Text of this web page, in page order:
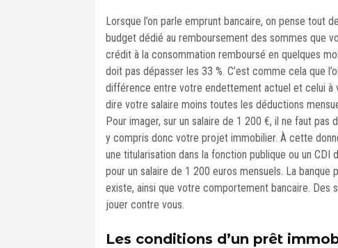
Lorsque l’on parle emprunt bancaire, on pense tout
budget dédié au remboursement des sommes que
crédit à la consommation remboursé en quelques
doit pas dépasser les 33 %. C’est comme cela que
différence entre votre endettement actuel et celui à
dire votre salaire moins toutes les déductions
Pour imager, sur un salaire de 1 200 €, il ne faut
y compris donc votre projet immobilier. À cette
une titularisation dans la fonction publique ou un
pour un salaire de 1 200 euros mensuels. La
existe, ainsi que votre comportement bancaire. Des
jouer contre vous.
Les conditions d’un prêt